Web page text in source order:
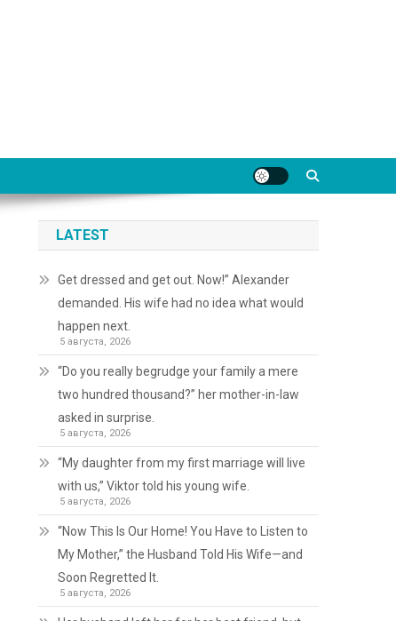
LATEST
Get dressed and get out. Now!” Alexander
demanded. His wife had no idea what would
happen next.
5 августа, 2026
“Do you really begrudge your family a mere
two hundred thousand?” her mother-in-law
asked in surprise.
5 августа, 2026
“My daughter from my first marriage will live
with us,” Viktor told his young wife.
5 августа, 2026
“Now This Is Our Home! You Have to Listen to
My Mother,” the Husband Told His Wife—and
Soon Regretted It.
5 августа, 2026